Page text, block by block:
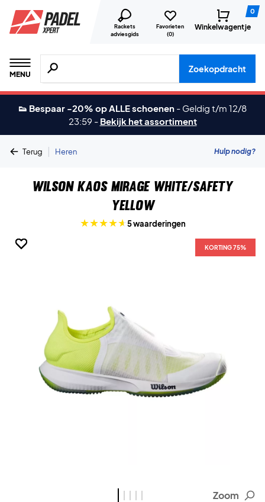
Rackets
adviesgids
Favorieten
(0)
0
Winkelwagentje
MENU
Zoeken naar producten, merken etc.
Zoekopdracht
👟 Bespaar -20% op ALLE schoenen - Geldig t/m 12/8
23:59 - Bekijk het assortiment
Terug | Heren Hulp nodig?
Wilson Kaos Mirage White/Safety
Yellow
5 waarderingen
KORTING 75%
KORTING 75%
KORTING 75%
KORTING 75%
KORTING 75%
Zoom